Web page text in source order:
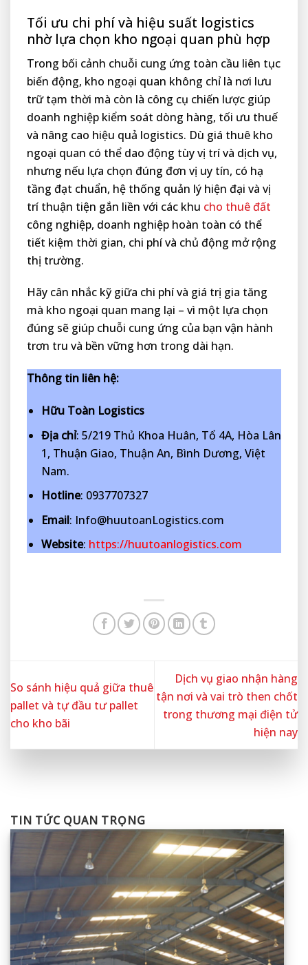
Tối ưu chi phí và hiệu suất logistics
nhờ lựa chọn kho ngoại quan phù hợp
Trong bối cảnh chuỗi cung ứng toàn cầu liên tục
biến động, kho ngoại quan không chỉ là nơi lưu
trữ tạm thời mà còn là công cụ chiến lược giúp
doanh nghiệp kiểm soát dòng hàng, tối ưu thuế
và nâng cao hiệu quả logistics. Dù giá thuê kho
ngoại quan có thể dao động tùy vị trí và dịch vụ,
nhưng nếu lựa chọn đúng đơn vị uy tín, có hạ
tầng đạt chuẩn, hệ thống quản lý hiện đại và vị
trí thuận tiện gắn liền với các khu cho thuê đất
công nghiệp, doanh nghiệp hoàn toàn có thể
tiết kiệm thời gian, chi phí và chủ động mở rộng
thị trường.
Hãy cân nhắc kỹ giữa chi phí và giá trị gia tăng
mà kho ngoại quan mang lại – vì một lựa chọn
đúng sẽ giúp chuỗi cung ứng của bạn vận hành
trơn tru và bền vững hơn trong dài hạn.
Thông tin liên hệ:
Hữu Toàn Logistics
Địa chỉ: 5/219 Thủ Khoa Huân, Tổ 4A, Hòa Lân
1, Thuận Giao, Thuận An, Bình Dương, Việt
Nam.
Hotline: 0937707327
Email: Info@huutoanLogistics.com
Website: https://huutoanlogistics.com
So sánh hiệu quả giữa thuê
pallet và tự đầu tư pallet
cho kho bãi
Dịch vụ giao nhận hàng
tận nơi và vai trò then chốt
trong thương mại điện tử
hiện nay
TIN TỨC QUAN TRỌNG